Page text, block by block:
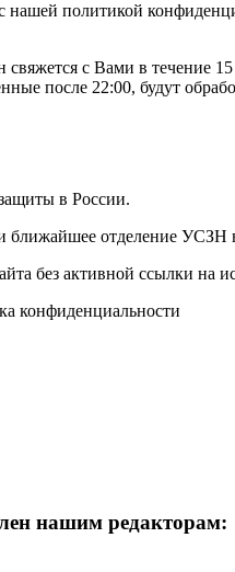
нашей политикой
с Вами в течение
после 22:00, будут
в России.
отделение УСЗН
без активной ссылки на
конфиденциальности
нашим редакторам: